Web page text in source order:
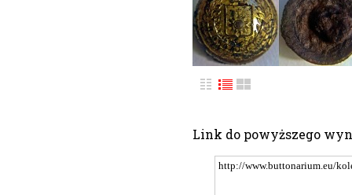
Link do powyższego